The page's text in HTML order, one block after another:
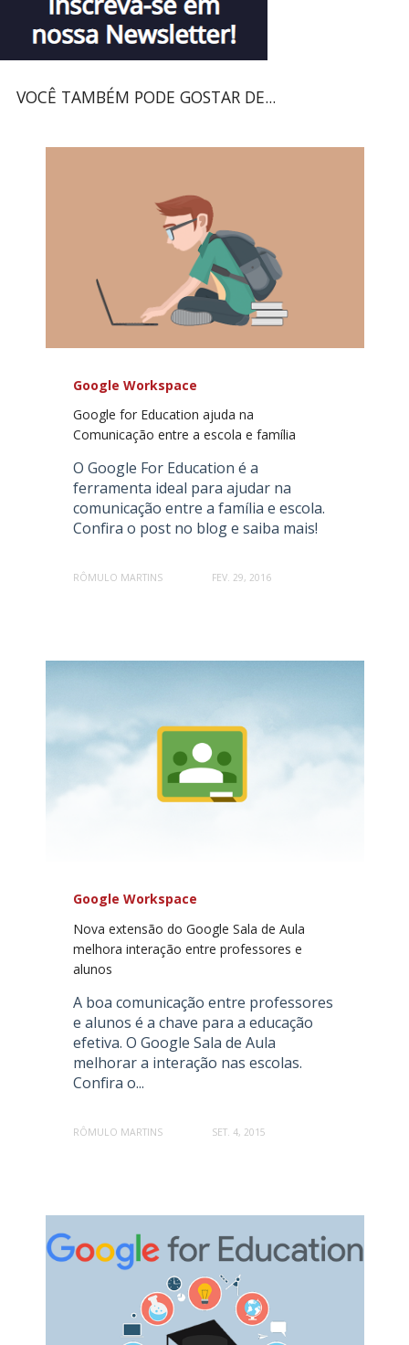
VOCÊ TAMBÉM PODE GOSTAR DE...
Google Workspace
Google for Education ajuda na
Comunicação entre a escola e família
O Google For Education é a
ferramenta ideal para ajudar na
comunicação entre a família e escola.
Confira o post no blog e saiba mais!
RÔMULO MARTINS FEV. 29, 2016
Google Workspace
Nova extensão do Google Sala de Aula
melhora interação entre professores e
alunos
A boa comunicação entre professores
e alunos é a chave para a educação
efetiva. O Google Sala de Aula
melhorar a interação nas escolas.
Confira o...
RÔMULO MARTINS SET. 4, 2015